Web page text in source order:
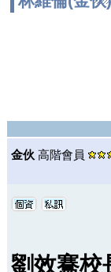
金伙高階會員
劉效騫